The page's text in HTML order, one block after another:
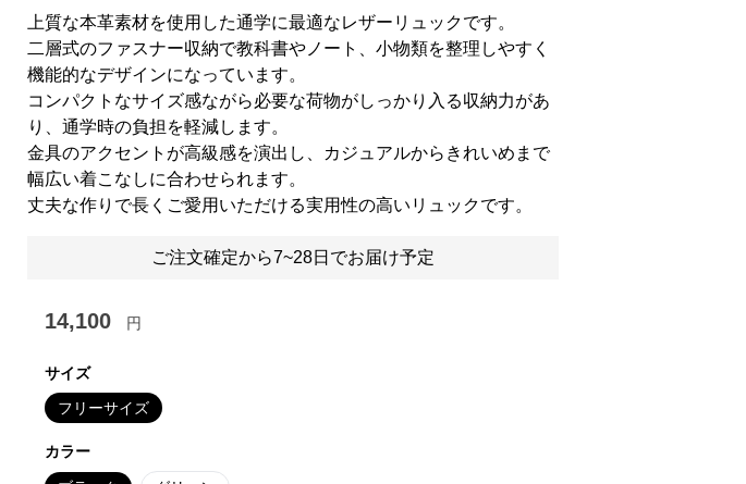
slide
上質な本革素材を使用した通学に最適なレザーリュックです。
二層式のファスナー収納で教科書やノート、小物類を整理しやすく
機能的なデザインになっています。
コンパクトなサイズ感ながら必要な荷物がしっかり入る収納力があ
り、通学時の負担を軽減します。
金具のアクセントが高級感を演出し、カジュアルからきれいめまで
幅広い着こなしに合わせられます。
丈夫な作りで長くご愛用いただける実用性の高いリュックです。
ご注文確定から7~28日でお届け予定
14,100 円
サイズ
フリーサイズ
カラー